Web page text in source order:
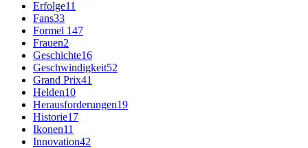
Erfolge11
Fans33
Formel 147
Frauen2
Geschichte16
Geschwindigkeit52
Grand Prix41
Helden10
Herausforderungen19
Historie17
Ikonen11
Innovation42